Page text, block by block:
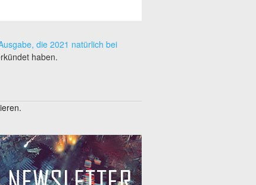
die 2021 natürlich bei
haben.